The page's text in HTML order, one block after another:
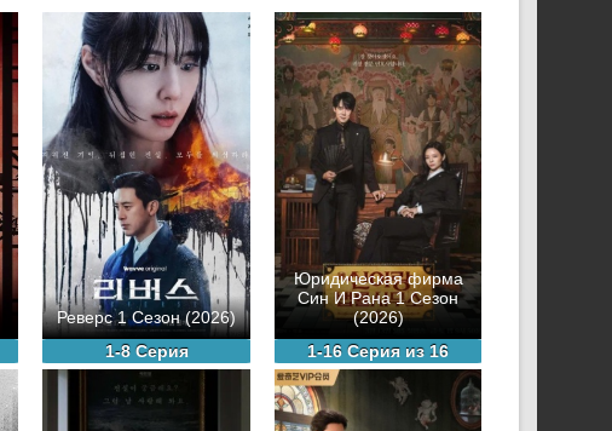
Реверс 1 Сезон (2026)
1-8 Серия
Юридическая фирма
Син И Рана 1 Сезон
(2026)
1-16 Серия из 16